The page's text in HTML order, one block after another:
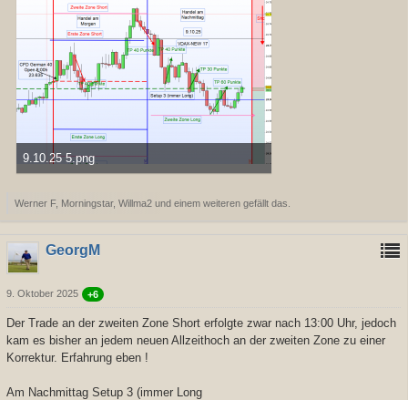
9.10.25 5.png
58,65 kB, 1.198×810, 373 mal angesehen
Werner F, Morningstar, Willma2 und einem weiteren gefällt das.
GeorgM
9. Oktober 2025 +6
Der Trade an der zweiten Zone Short erfolgte zwar nach 13:00 Uhr, jedoch
kam es bisher an jedem neuen Allzeithoch an der zweiten Zone zu einer
Korrektur. Erfahrung eben !
Am Nachmittag Setup 3 (immer Long